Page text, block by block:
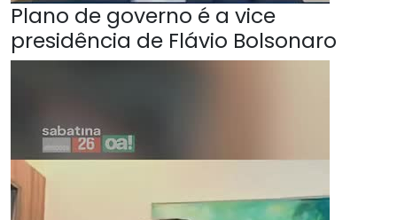
Plano de governo é a vice
presidência de Flávio Bolsonaro